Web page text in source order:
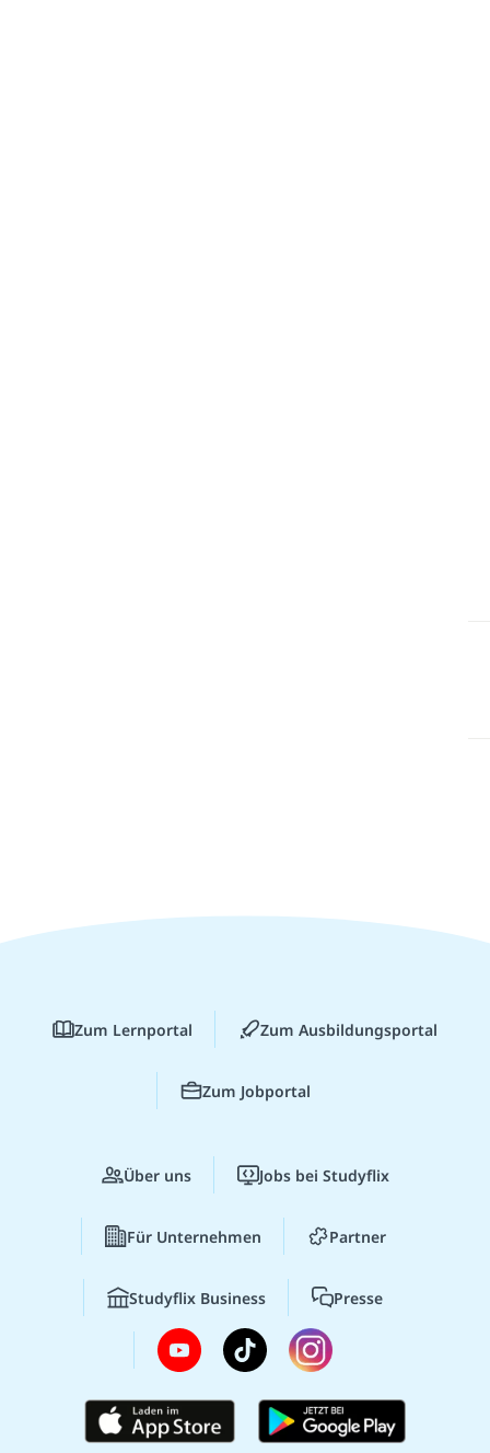
Zum Lernportal Zum Ausbildungsportal
Zum Jobportal
Über uns Jobs bei Studyflix
Für Unternehmen Partner
Studyflix Business Presse